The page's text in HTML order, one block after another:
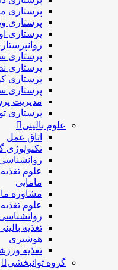
پرستاری
پرستاری
پرستاری
پرستاری
پرستاری
پرستاری
پرستاری
مدیریت
پرستاری
علوم بالینی
اتاق عمل
روانشناسی
علوم تغذیه
مامایی
مشاوره
علوم
تغذیه
هوشبری
تغذيه
گروه توانبخشی